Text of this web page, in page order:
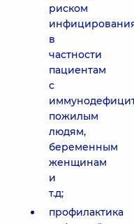
риском
в
частности
пациентам
с
пожилым
людям,
беременным
женщинам
и
т.д;
профилактика